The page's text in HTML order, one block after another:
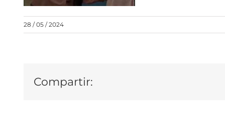
28 / 05 / 2024
Compartir: